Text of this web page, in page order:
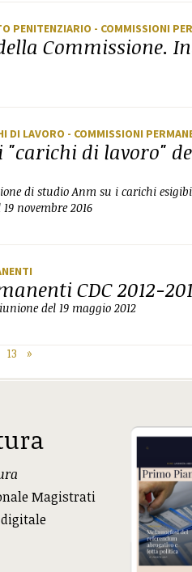
PENITENZIARIO - COMMISSIONI
Commissione.
DI LAVORO - COMMISSIONI
"carichi di lavoro"
di studio Anm su i carichi
novembre 2016
CDC 2012-
del 19 maggio 2012
13 »
Magistrati